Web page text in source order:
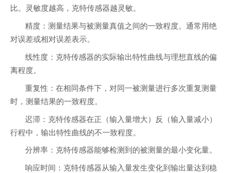
比。灵敏度越高，克特传感器越灵敏。
精度：测量结果与被测量真值之间的一致程度。通常用绝
对误差或相对误差表示。
线性度：克特传感器的实际输出特性曲线与理想直线的偏
离程度。
重复性：在相同条件下，对同一被测量进行多次重复测量
时，测量结果的一致程度。
迟滞：克特传感器在正（输入量增大）反（输入量减小）
行程中，输出特性曲线的不一致程度。
分辨率：克特传感器能够检测到的被测量的最小变化量。
响应时间：克特传感器从输入量发生变化到输出量达到稳